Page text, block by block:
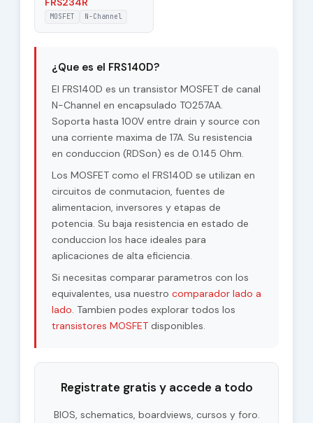
MOSFET N-Channel
¿Que es el FRS140D?
El FRS140D es un transistor MOSFET de canal
N-Channel en encapsulado TO257AA.
Soporta hasta 100V entre drain y source con
una corriente maxima de 17A. Su resistencia
en conduccion (RDSon) es de 0.145 Ohm.
Los MOSFET como el FRS140D se utilizan en
circuitos de conmutacion, fuentes de
alimentacion, inversores y etapas de
potencia. Su baja resistencia en estado de
conduccion los hace ideales para
aplicaciones de alta eficiencia.
Si necesitas comparar parametros con los
equivalentes, usa nuestro comparador lado a
lado. Tambien podes explorar todos los
transistores MOSFETdisponibles.
Registrate gratis y accede a todo
BIOS, schematics, boardviews, cursos y foro.